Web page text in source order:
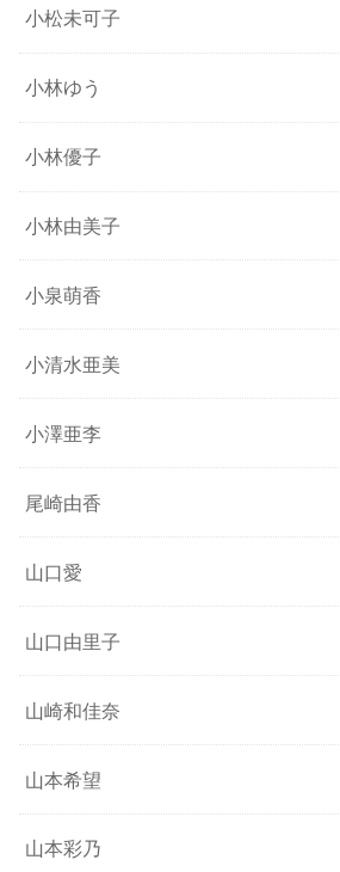
小松未可子
小林ゆう
小林優子
小林由美子
小泉萌香
小清水亜美
小澤亜李
尾崎由香
山口愛
山口由里子
山崎和佳奈
山本希望
山本彩乃